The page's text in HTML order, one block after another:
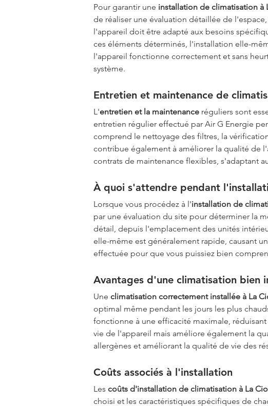
Pour garantir une installation de climatisation à
de réaliser une évaluation détaillée de
l'appareil doit être adapté aux besoins
ces éléments déterminés, l'installation elle-
l'appareil fonctionne correctement et sans
système.
Entretien et maintenance de
L'entretien et la maintenance réguliers sont
entretien régulier effectué par Air G Energie
comprend le nettoyage des filtres, la
contribue également à améliorer la qualité de
contrats de maintenance flexibles, s'adaptant
À quoi s'attendre pendant
Lorsque vous procédez à l'installation de
par une évaluation du site pour déterminer la
détail, depuis l'emplacement des unités
elle-même est généralement rapide, causant
effectuée pour que vous puissiez bien
Avantages d'une climatisation bien
Une climatisation correctement installée à La
optimal même pendant les jours les plus
fonctionne à une efficacité maximale,
vie de l'appareil mais améliore également la
allergènes et améliorant la qualité de vie des
Coûts associés à l'installation
Les coûts d'installation de climatisation à La
choisi et les caractéristiques spécifiques de